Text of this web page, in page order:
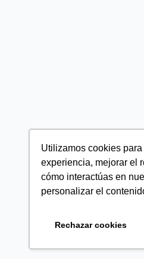
Utilizamos cookies
experiencia, mejorar el
cómo interactúas en
personalizar el
Rechazar cookies